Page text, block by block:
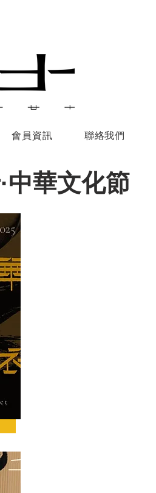
會員資訊 聯絡我們
中華文化節